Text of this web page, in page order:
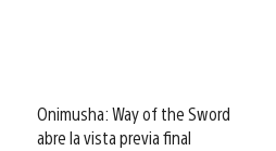
Onimusha: Way of the Sword
abre la vista previa final